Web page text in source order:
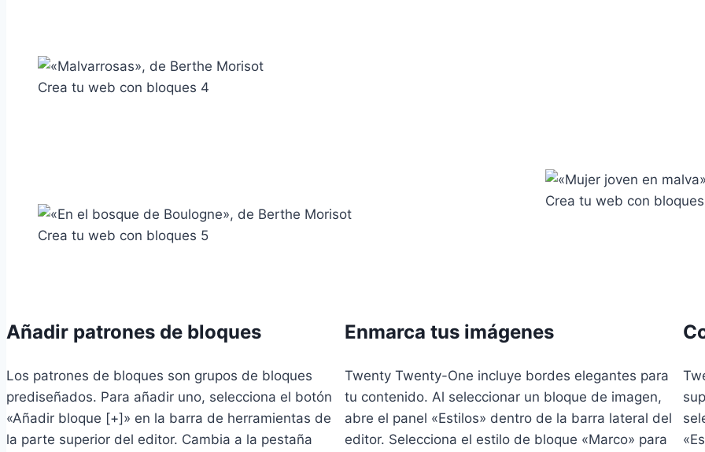
Crea tu web con bloques 4
Crea tu web con bloques 5
Crea tu web con
Añadir patrones de bloques
Los patrones de bloques son grupos de bloques
prediseñados. Para añadir uno, selecciona el botón
«Añadir bloque [+]» en la barra de herramientas de
la parte superior del editor. Cambia a la pestaña
Enmarca tus imágenes
Twenty Twenty-One incluye bordes elegantes para
tu contenido. Al seleccionar un bloque de imagen,
abre el panel «Estilos» dentro de la barra lateral del
editor. Selecciona el estilo de bloque «Marco» para